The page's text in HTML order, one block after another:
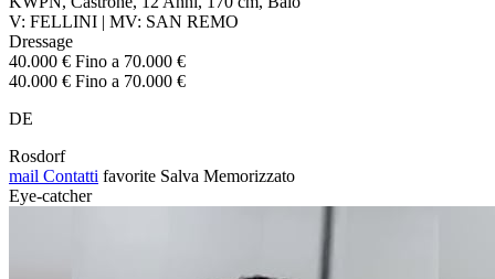
V: FELLINI | MV: SAN REMO
Dressage
40.000 € Fino a 70.000 €
40.000 € Fino a 70.000 €
DE
Rosdorf
mail Contatti favorite Salva Memorizzato
Eye-catcher